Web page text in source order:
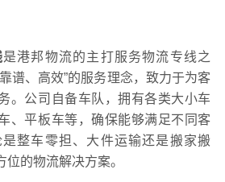
是港邦物流的主打服务物流专线之
谱、高效”的服务理念，致力于为客
。公司自备车队，拥有各类大小车
、平板车等，确保能够满足不同客
整车零担、大件运输还是搬家搬
的物流解决方案。